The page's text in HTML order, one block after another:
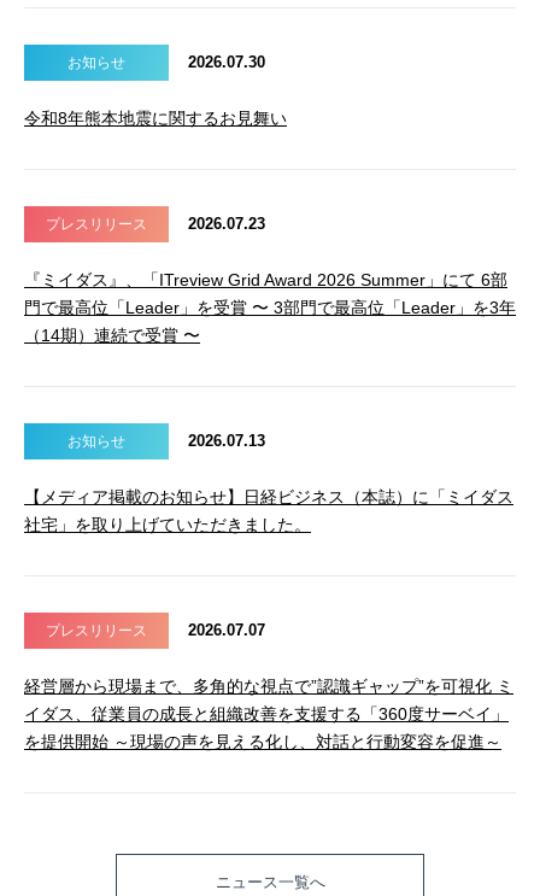
お知らせ 2026.07.30
令和8年熊本地震に関するお見舞い
プレスリリース 2026.07.23
『ミイダス』、「ITreview Grid Award 2026 Summer」にて 6部
門で最高位「Leader」を受賞 〜 3部門で最高位「Leader」を3年
（14期）連続で受賞 〜
お知らせ 2026.07.13
【メディア掲載のお知らせ】日経ビジネス（本誌）に「ミイダス
社宅」を取り上げていただきました。
プレスリリース 2026.07.07
経営層から現場まで、多角的な視点で”認識ギャップ”を可視化 ミ
イダス、従業員の成長と組織改善を支援する「360度サーベイ」
を提供開始 ～現場の声を見える化し、対話と行動変容を促進～
ニュース一覧へ